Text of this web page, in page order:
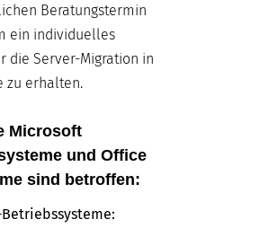
Beratungstermin
ein individuelles
die Server-Migration in
zu erhalten.
Microsoft
und Office
sind betroffen: